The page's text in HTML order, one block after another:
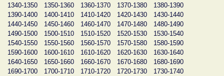
1340-1350
1350-1360 1360-1370 1370-1380
1380-1390
1390-1400
1400-1410 1410-1420 1420-1430
1430-1440
1440-1450
1450-1460 1460-1470 1470-1480
1480-1490
1490-1500
1500-1510 1510-1520 1520-1530
1530-1540
1540-1550
1550-1560 1560-1570 1570-1580
1580-1590
1590-1600
1600-1610 1610-1620 1620-1630
1630-1640
1640-1650
1650-1660 1660-1670 1670-1680
1680-1690
1690-1700
1700-1710 1710-1720 1720-1730
1730-1740